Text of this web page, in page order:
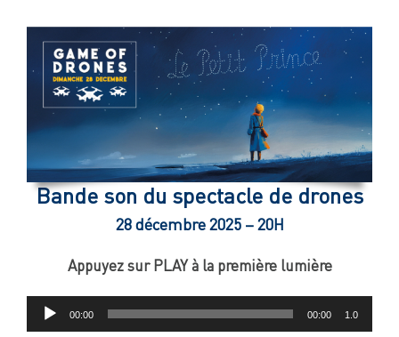
Bande son du spectacle de drones
28 décembre 2025 – 20H
Appuyez sur PLAY à la première lumière
Lecteur
audio
00:00 00:00 1.0